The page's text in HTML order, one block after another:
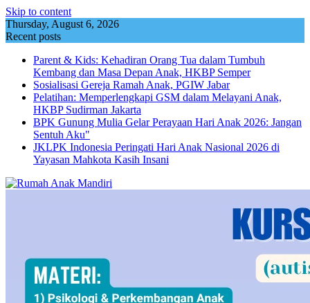
Skip to content
Thursday, August 6, 2026
Recent posts
Parent & Kids: Kehadiran Orang Tua dalam Tumbuh
Kembang dan Masa Depan Anak, HKBP Semper
Sosialisasi Gereja Ramah Anak, PGIW Jabar
Pelatihan: Memperlengkapi GSM dalam Melayani Anak,
HKBP Sudirman Jakarta
BPK Gunung Mulia Gelar Perayaan Hari Anak 2026: Jangan
Sentuh Aku"
JKLPK Indonesia Peringati Hari Anak Nasional 2026 di
Yayasan Mahkota Kasih Insani